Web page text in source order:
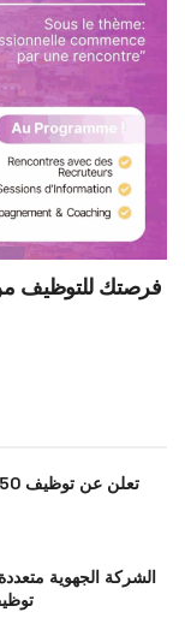
فرصتك للتوظيف
SUPECO تعلن عن توظيف 50 منصبًا بمدينة مراكش
الشركة الجهوية
توظيف 174 منصبا في